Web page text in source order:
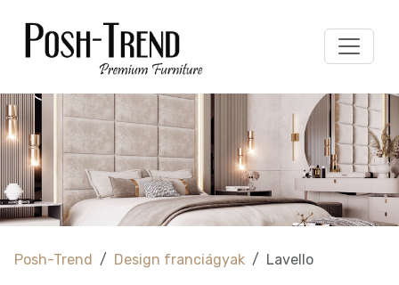
Posh-Trend Design franciágyak Lavello